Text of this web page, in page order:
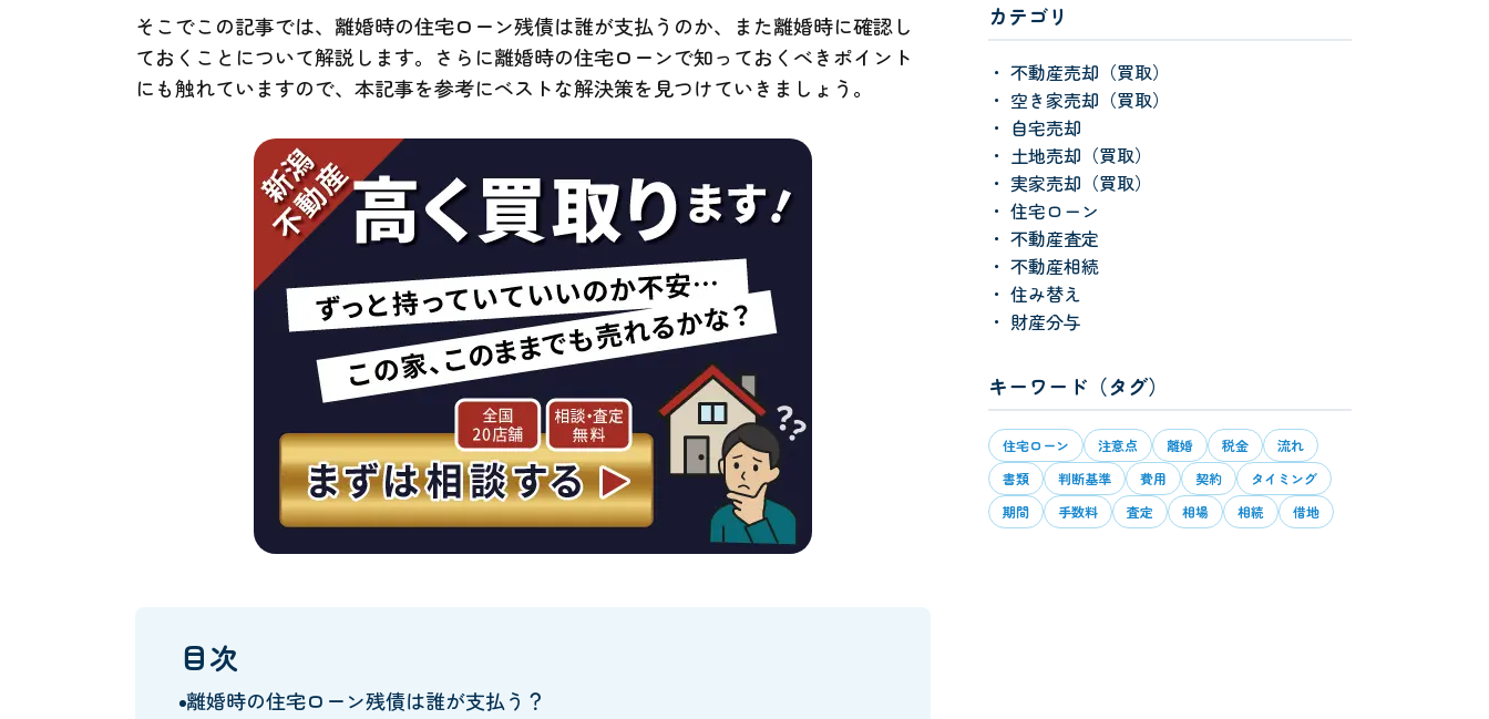
そこでこの記事では、離婚時の住宅ローン残債は誰が支払うのか、また離婚時に確認し
ておくことについて解説します。さらに離婚時の住宅ローンで知っておくべきポイント
にも触れていますので、本記事を参考にベストな解決策を見つけていきましょう。
目次
離婚時の住宅ローン残債は誰が支払う？
カテゴリ
不動産売却（買取）
空き家売却（買取）
自宅売却
土地売却（買取）
実家売却（買取）
住宅ローン
不動産査定
不動産相続
住み替え
財産分与
キーワード（タグ）
住宅ローン 注意点 離婚 税金
流れ
書類
判断基準 費用 契約
タイミング
期間
手数料 査定 相場 相続 借地